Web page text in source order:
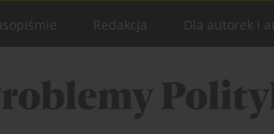
Redakcja Dla autorek i